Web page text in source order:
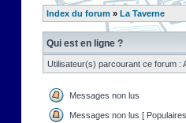
Index du forum » La Taverne
Qui est en ligne ?
Utilisateur(s) parcourant ce forum :
Messages non lus
Messages non lus [